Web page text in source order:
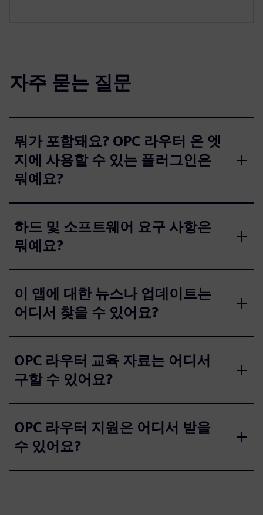
자주 묻는 질문
뭐가 포함돼요? OPC 라우터 온 엣
지에 사용할 수 있는 플러그인은
뭐예요?
하드 및 소프트웨어 요구 사항은
뭐예요?
이 앱에 대한 뉴스나 업데이트는
어디서 찾을 수 있어요?
OPC 라우터 교육 자료는 어디서
구할 수 있어요?
OPC 라우터 지원은 어디서 받을
수 있어요?